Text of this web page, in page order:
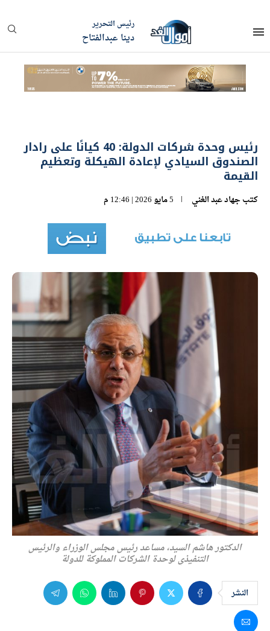
رئيس التحرير
دينا عبدالفتاح
رئيس وحدة شركات الدولة: 40 كيانًا على رادار
الصندوق السيادي لإعادة الهيكلة وتعظيم
القيمة
كتبجهاد عبد الغني 5 مايو 2026 | 12:46 م
الدكتور هاشم السيد، مساعد رئيس مجلس الوزراء والرئيس
التنفيذي لوحدة الشركات المملوكة للدولة
النشر